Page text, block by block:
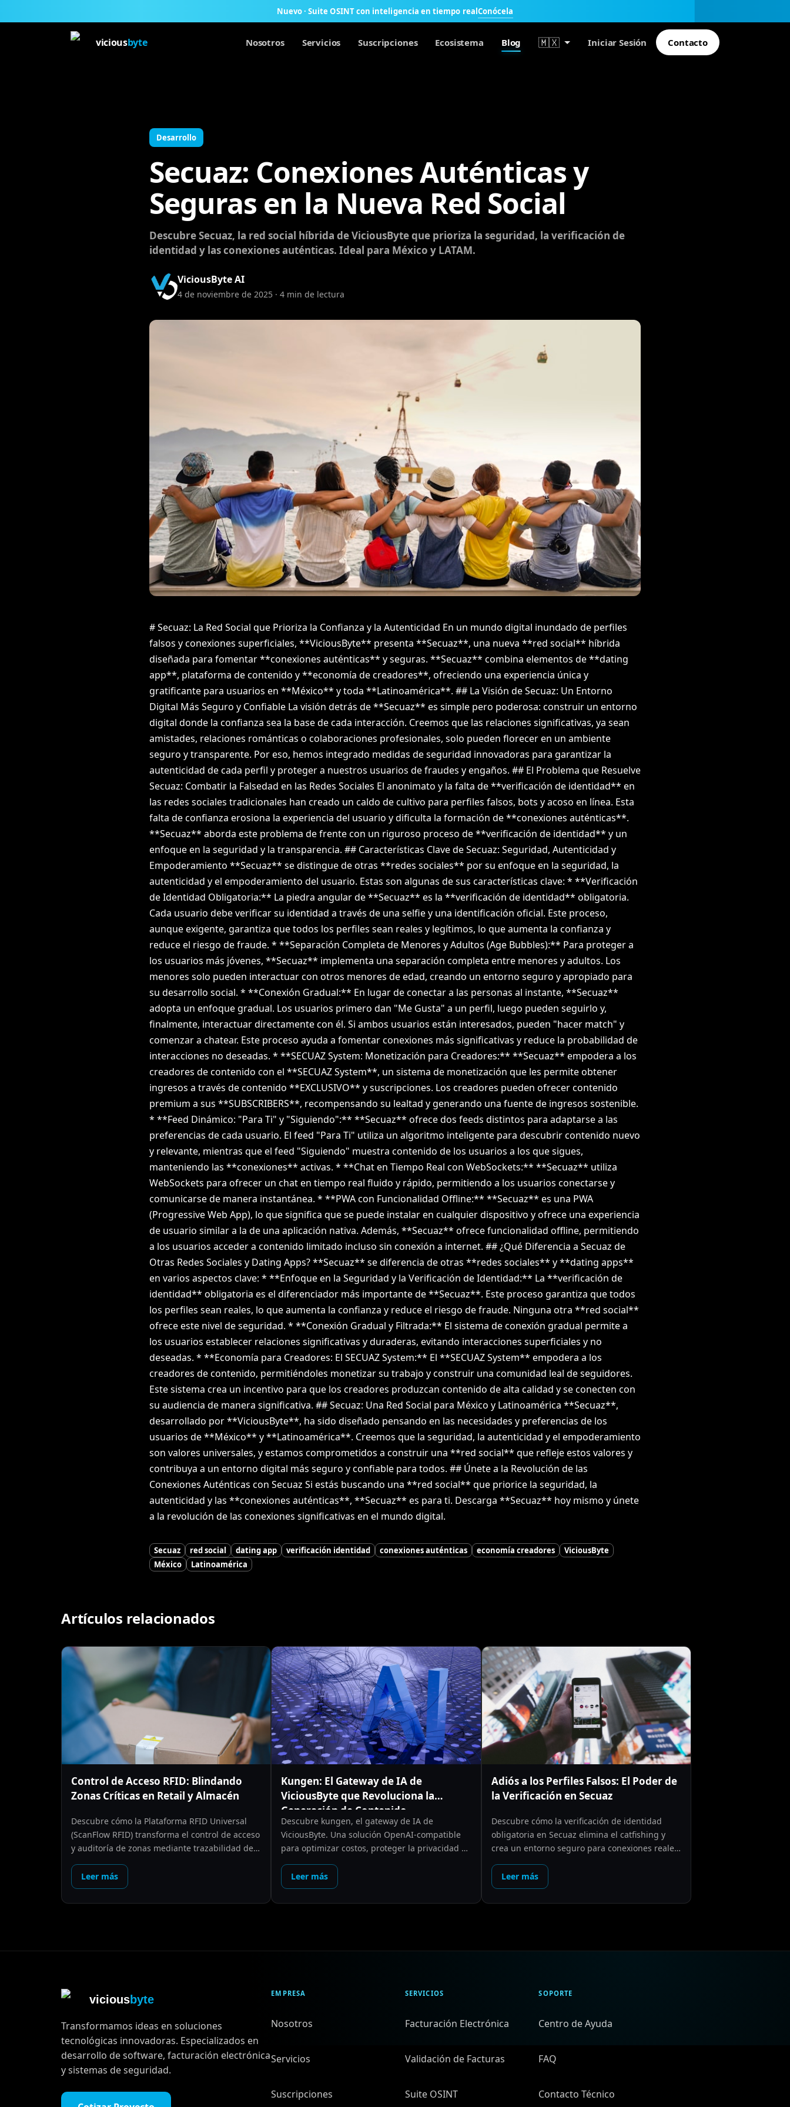
Nuevo · Suite OSINT con inteligencia en tiempo realConócela
viciousbyte Nosotros Servicios Suscripciones Ecosistema Blog 🇲🇽 Iniciar Sesión Contacto
Desarrollo
Secuaz: Conexiones Auténticas y
Seguras en la Nueva Red Social
Descubre Secuaz, la red social híbrida de ViciousByte que prioriza la seguridad, la verificación de
identidad y las conexiones auténticas. Ideal para México y LATAM.
ViciousByte AI
4 de noviembre de 2025 · 4 min de lectura
# Secuaz: La Red Social que Prioriza la Confianza y la Autenticidad En un mundo digital inundado de perfiles
falsos y conexiones superficiales, **ViciousByte** presenta **Secuaz**, una nueva **red social** híbrida
diseñada para fomentar **conexiones auténticas** y seguras. **Secuaz** combina elementos de **dating
app**, plataforma de contenido y **economía de creadores**, ofreciendo una experiencia única y
gratificante para usuarios en **México** y toda **Latinoamérica**. ## La Visión de Secuaz: Un Entorno
Digital Más Seguro y Confiable La visión detrás de **Secuaz** es simple pero poderosa: construir un entorno
digital donde la confianza sea la base de cada interacción. Creemos que las relaciones significativas, ya sean
amistades, relaciones románticas o colaboraciones profesionales, solo pueden florecer en un ambiente
seguro y transparente. Por eso, hemos integrado medidas de seguridad innovadoras para garantizar la
autenticidad de cada perfil y proteger a nuestros usuarios de fraudes y engaños. ## El Problema que Resuelve
Secuaz: Combatir la Falsedad en las Redes Sociales El anonimato y la falta de **verificación de identidad** en
las redes sociales tradicionales han creado un caldo de cultivo para perfiles falsos, bots y acoso en línea. Esta
falta de confianza erosiona la experiencia del usuario y dificulta la formación de **conexiones auténticas**.
**Secuaz** aborda este problema de frente con un riguroso proceso de **verificación de identidad** y un
enfoque en la seguridad y la transparencia. ## Características Clave de Secuaz: Seguridad, Autenticidad y
Empoderamiento **Secuaz** se distingue de otras **redes sociales** por su enfoque en la seguridad, la
autenticidad y el empoderamiento del usuario. Estas son algunas de sus características clave: * **Verificación
de Identidad Obligatoria:** La piedra angular de **Secuaz** es la **verificación de identidad** obligatoria.
Cada usuario debe verificar su identidad a través de una selfie y una identificación oficial. Este proceso,
aunque exigente, garantiza que todos los perfiles sean reales y legítimos, lo que aumenta la confianza y
reduce el riesgo de fraude. * **Separación Completa de Menores y Adultos (Age Bubbles):** Para proteger a
los usuarios más jóvenes, **Secuaz** implementa una separación completa entre menores y adultos. Los
menores solo pueden interactuar con otros menores de edad, creando un entorno seguro y apropiado para
su desarrollo social. * **Conexión Gradual:** En lugar de conectar a las personas al instante, **Secuaz**
adopta un enfoque gradual. Los usuarios primero dan "Me Gusta" a un perfil, luego pueden seguirlo y,
finalmente, interactuar directamente con él. Si ambos usuarios están interesados, pueden "hacer match" y
comenzar a chatear. Este proceso ayuda a fomentar conexiones más significativas y reduce la probabilidad de
interacciones no deseadas. * **SECUAZ System: Monetización para Creadores:** **Secuaz** empodera a los
creadores de contenido con el **SECUAZ System**, un sistema de monetización que les permite obtener
ingresos a través de contenido **EXCLUSIVO** y suscripciones. Los creadores pueden ofrecer contenido
premium a sus **SUBSCRIBERS**, recompensando su lealtad y generando una fuente de ingresos sostenible.
* **Feed Dinámico: "Para Ti" y "Siguiendo":** **Secuaz** ofrece dos feeds distintos para adaptarse a las
preferencias de cada usuario. El feed "Para Ti" utiliza un algoritmo inteligente para descubrir contenido nuevo
y relevante, mientras que el feed "Siguiendo" muestra contenido de los usuarios a los que sigues,
manteniendo las **conexiones** activas. * **Chat en Tiempo Real con WebSockets:** **Secuaz** utiliza
WebSockets para ofrecer un chat en tiempo real fluido y rápido, permitiendo a los usuarios conectarse y
comunicarse de manera instantánea. * **PWA con Funcionalidad Offline:** **Secuaz** es una PWA
(Progressive Web App), lo que significa que se puede instalar en cualquier dispositivo y ofrece una experiencia
de usuario similar a la de una aplicación nativa. Además, **Secuaz** ofrece funcionalidad offline, permitiendo
a los usuarios acceder a contenido limitado incluso sin conexión a internet. ## ¿Qué Diferencia a Secuaz de
Otras Redes Sociales y Dating Apps? **Secuaz** se diferencia de otras **redes sociales** y **dating apps**
en varios aspectos clave: * **Enfoque en la Seguridad y la Verificación de Identidad:** La **verificación de
identidad** obligatoria es el diferenciador más importante de **Secuaz**. Este proceso garantiza que todos
los perfiles sean reales, lo que aumenta la confianza y reduce el riesgo de fraude. Ninguna otra **red social**
ofrece este nivel de seguridad. * **Conexión Gradual y Filtrada:** El sistema de conexión gradual permite a
los usuarios establecer relaciones significativas y duraderas, evitando interacciones superficiales y no
deseadas. * **Economía para Creadores: El SECUAZ System:** El **SECUAZ System** empodera a los
creadores de contenido, permitiéndoles monetizar su trabajo y construir una comunidad leal de seguidores.
Este sistema crea un incentivo para que los creadores produzcan contenido de alta calidad y se conecten con
su audiencia de manera significativa. ## Secuaz: Una Red Social para México y Latinoamérica **Secuaz**,
desarrollado por **ViciousByte**, ha sido diseñado pensando en las necesidades y preferencias de los
usuarios de **México** y **Latinoamérica**. Creemos que la seguridad, la autenticidad y el empoderamiento
son valores universales, y estamos comprometidos a construir una **red social** que refleje estos valores y
contribuya a un entorno digital más seguro y confiable para todos. ## Únete a la Revolución de las
Conexiones Auténticas con Secuaz Si estás buscando una **red social** que priorice la seguridad, la
autenticidad y las **conexiones auténticas**, **Secuaz** es para ti. Descarga **Secuaz** hoy mismo y únete
a la revolución de las conexiones significativas en el mundo digital.
Secuaz red social dating app verificación identidad conexiones auténticas economía creadores
ViciousByte
México
Latinoamérica
Artículos relacionados
Control de Acceso RFID: Blindando
Zonas Críticas en Retail y Almacén
Descubre cómo la Plataforma RFID Universal
(ScanFlow RFID) transforma el control de acceso
y auditoría de zonas mediante trazabilidad de
EPC y sincronización ERP.
Leer más
Kungen: El Gateway de IA de
ViciousByte que Revoluciona la
Generación de Contenido
Descubre kungen, el gateway de IA de
ViciousByte. Una solución OpenAI-compatible
para optimizar costos, proteger la privacidad y
centralizar la generación de contenido.
Leer más
Adiós a los Perfiles Falsos: El Poder de
la Verificación en Secuaz
Descubre cómo la verificación de identidad
obligatoria en Secuaz elimina el catfishing y
crea un entorno seguro para conexiones reales
y creadores en LATAM.
Leer más
viciousbyte
Transformamos ideas en soluciones
tecnológicas innovadoras. Especializados en
desarrollo de software, facturación electrónica
y sistemas de seguridad.
EMPRESA
Nosotros
Servicios
Suscripciones
SERVICIOS
Facturación Electrónica
Validación de Facturas
Suite OSINT
SOPORTE
Centro de Ayuda
FAQ
Contacto Técnico